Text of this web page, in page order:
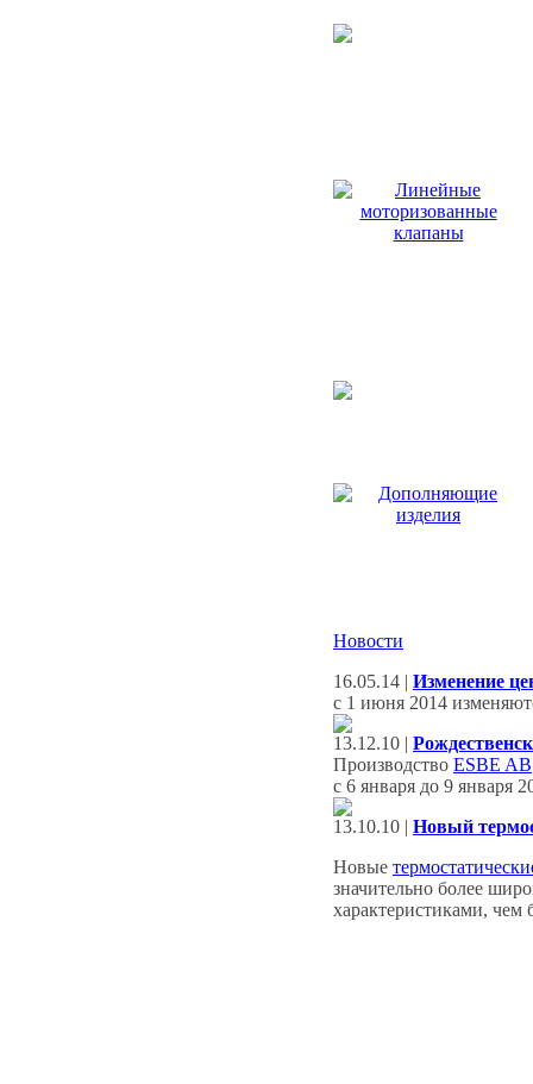
Новости
16.05.14 | Изменение
с 1 июня 2014
13.12.10 |
Производство ESBE AB
с 6 января до 9 января
13.10.10 | Новый
Новые
значительно более
характеристиками, чем